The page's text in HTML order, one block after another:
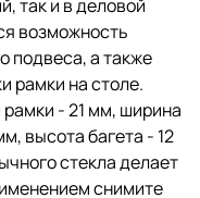
так и в деловой
возможность
подвеса, а также
рамки на столе.
- 21 мм, ширина
высота багета - 12
стекла делает
снимите